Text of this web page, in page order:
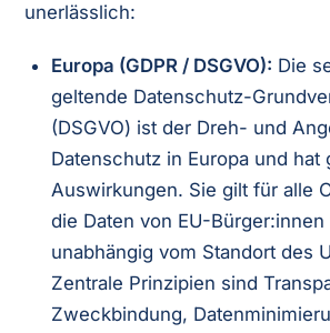
unerlässlich:
Europa (GDPR / DSGVO): Die
geltende Datenschutz-
(DSGVO) ist der Dreh- und
Datenschutz in Europa und hat
Auswirkungen. Sie gilt für alle
die Daten von EU-
unabhängig vom Standort des
Zentrale Prinzipien sind
Zweckbindung,